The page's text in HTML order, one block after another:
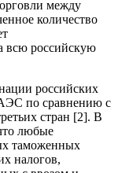
между
количество
всю российскую
российских
по сравнению с
стран [2]. В
любые
таможенных
налогов,